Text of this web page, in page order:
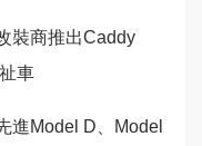
裝商推出Caddy
車
進Model D、Model